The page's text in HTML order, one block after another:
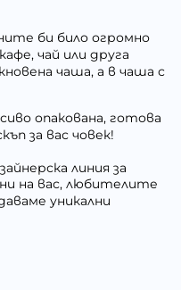
би било огромно
чай или друга
чаша, а в чаша с
опакована, готова
за вас човек!
линия за
на вас, любителите
уникални